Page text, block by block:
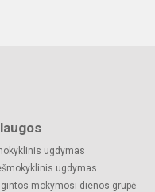
ugdymas
ugdymas
mokymosi dienos grupė